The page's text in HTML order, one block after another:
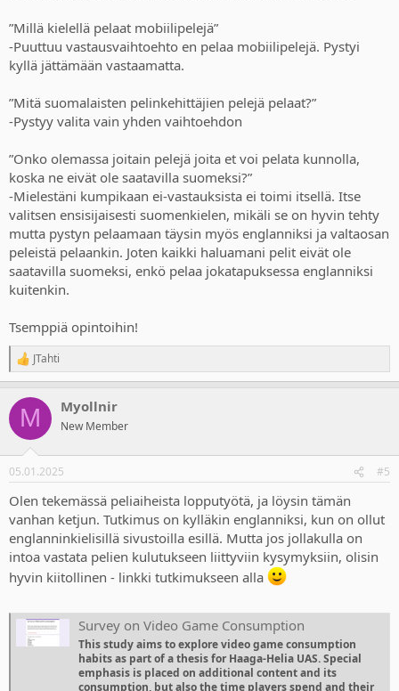
”Millä kielellä pelaat mobiilipelejä”
-Puuttuu vastausvaihtoehto en pelaa mobiilipelejä. Pystyi
kyllä jättämään vastaamatta.
”Mitä suomalaisten pelinkehittäjien pelejä pelaat?”
-Pystyy valita vain yhden vaihtoehdon
”Onko olemassa joitain pelejä joita et voi pelata kunnolla,
koska ne eivät ole saatavilla suomeksi?”
-Mielestäni kumpikaan ei-vastauksista ei toimi itsellä. Itse
valitsen ensisijaisesti suomenkielen, mikäli se on hyvin tehty
mutta pystyn pelaamaan täysin myös englanniksi ja valtaosan
peleistä pelaankin. Joten kaikki haluamani pelit eivät ole
saatavilla suomeksi, enkö pelaa jokatapuksessa englanniksi
kuitenkin.
Tsemppiä opintoihin!
R
e
c
i
s
JTahti
M Myollnir
New Member
05.01.2025 #5
Olen tekemässä peliaiheista lopputyötä, ja löysin tämän
vanhan ketjun. Tutkimus on kylläkin englanniksi, kun on ollut
englanninkielisillä sivustoilla esillä. Mutta jos jollakulla on
intoa vastata pelien kulutukseen liittyviin kysymyksiin, olisin
hyvin kiitollinen - linkki tutkimukseen alla
Survey on Video Game Consumption
This study aims to explore video game consumption
habits as part of a thesis for Haaga-Helia UAS. Special
emphasis is placed on additional content and its
consumption, but also the time players spend and their